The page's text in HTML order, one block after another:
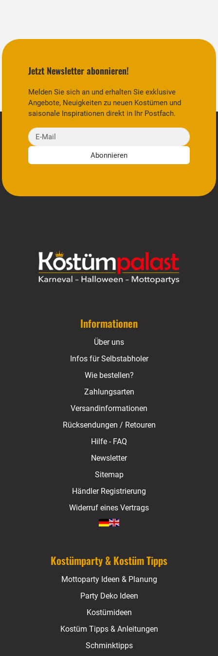
Jetzt Newsletter abonnieren!
Melden Sie sich an und erhalten Sie exklusive
Angebote, Neuigkeiten zu neuen Kostümen und
saisonale Inspirationen direkt in Ihr Postfach.
E-Mail
Abonnieren
Informationen
Über uns
Infos für Selbstabholer
Wie bestellen?
Zahlungsarten
Versandinformationen
Rücksendungen / Retouren
Hilfe - FAQ
Newsletter
Sitemap
Händler Registrierung
Widerruf eines Vertrags
Kostümparty & Kostüm Tipps
Mottoparty Ideen & Planung
Party Deko Ideen
Kostümideen
Kostüm Tipps & Anleitungen
Schminktipps